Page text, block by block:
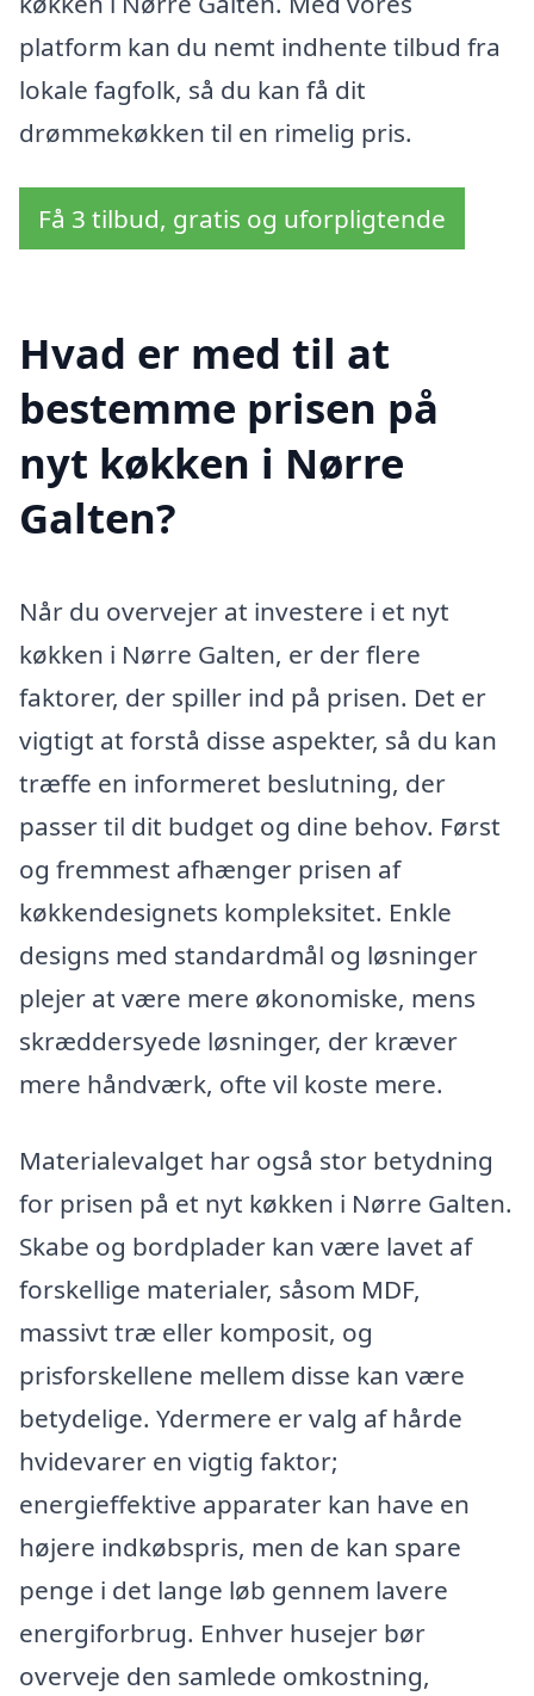
platform kan du nemt indhente tilbud fra
lokale fagfolk, så du kan få dit
drømmekøkken til en rimelig pris.
Få 3 tilbud, gratis og uforpligtende
Hvad er med til at
bestemme prisen på
nyt køkken i Nørre
Galten?
Når du overvejer at investere i et nyt
køkken i Nørre Galten, er der flere
faktorer, der spiller ind på prisen. Det er
vigtigt at forstå disse aspekter, så du kan
træffe en informeret beslutning, der
passer til dit budget og dine behov. Først
og fremmest afhænger prisen af
køkkendesignets kompleksitet. Enkle
designs med standardmål og løsninger
plejer at være mere økonomiske, mens
skræddersyede løsninger, der kræver
mere håndværk, ofte vil koste mere.
Materialevalget har også stor betydning
for prisen på et nyt køkken i Nørre Galten.
Skabe og bordplader kan være lavet af
forskellige materialer, såsom MDF,
massivt træ eller komposit, og
prisforskellene mellem disse kan være
betydelige. Ydermere er valg af hårde
hvidevarer en vigtig faktor;
energieffektive apparater kan have en
højere indkøbspris, men de kan spare
penge i det lange løb gennem lavere
energiforbrug. Enhver husejer bør
overveje den samlede omkostning,